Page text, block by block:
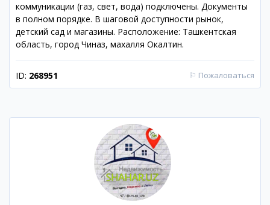
коммуникации (газ, свет, вода) подключены. Документы
в полном порядке. В шаговой доступности рынок,
детский сад и магазины. Расположение: Ташкентская
область, город Чиназ, махалля Окалтин.
ID: 268951 ⚐ Пожаловаться